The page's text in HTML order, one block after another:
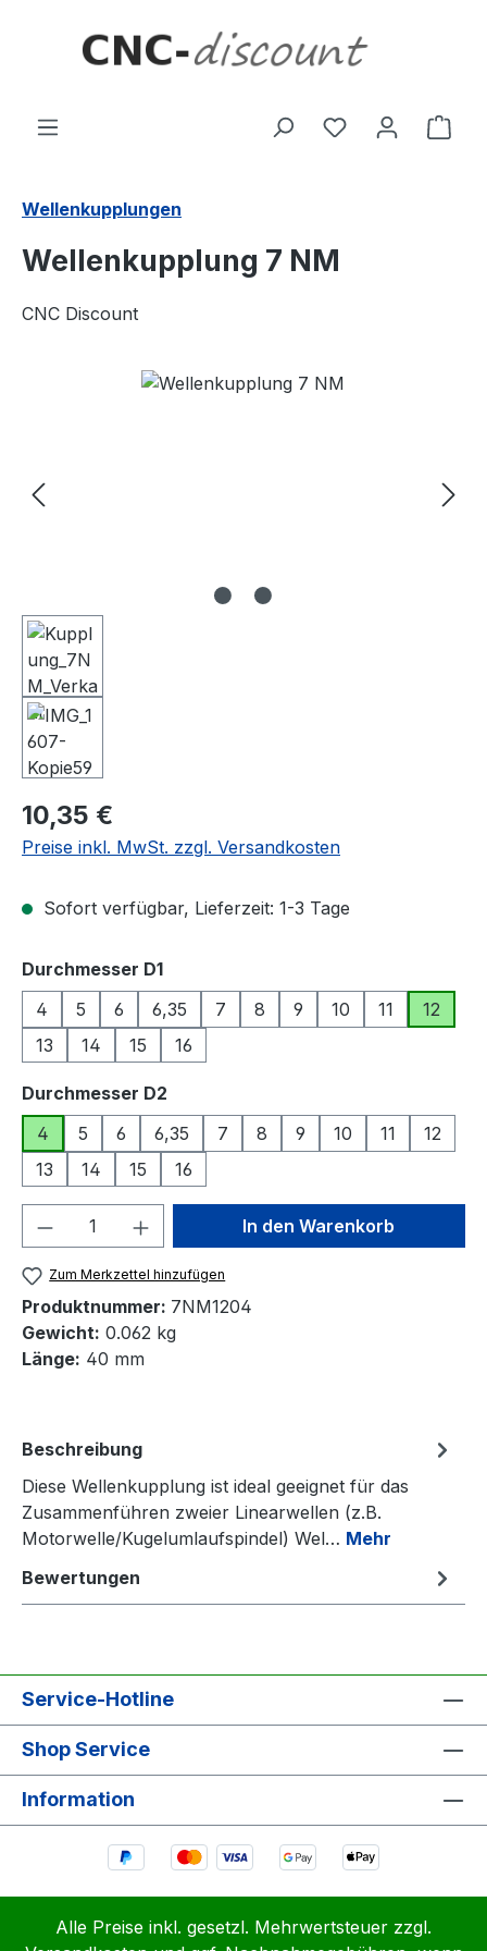
Wellenkupplungen
Wellenkupplung 7 NM
CNC Discount
Bildergalerie überspringen
Regulärer Preis:
10,35 €
Preise inkl. MwSt. zzgl. Versandkosten
Sofort verfügbar, Lieferzeit: 1-3 Tage
Durchmesser D1auswählen
4
5 6 6,35 7 8 9 10 11
12
13
14 15 16
Durchmesser D2
4
5 6 6,35 7 8 9 10 11
12
13
14 15 16
Produkt Anzahl: Gib denIn den Warenkorb
Zum Merkzettel hinzufügen
Produktnummer: 7NM1204
Gewicht: 0.062 kg
Länge: 40 mm
Beschreibung
Diese Wellenkupplung ist ideal geeignet für das
Zusammenführen zweier Linearwellen (z.B.
Motorwelle/Kugelumlaufspindel) Wel… Mehr
Bewertungen
Service-Hotline
Shop Service
Information
Alle Preise inkl. gesetzl. Mehrwertsteuer zzgl.